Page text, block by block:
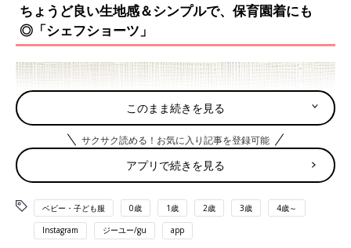
に大活躍する新作アイテムをご紹介します。
ちょうど良い生地感＆シンプルで、保育園着にも
◎「シェフショーツ」
このまま続きを見る
サクサク読める！お気に入り記事を登録可能
アプリで続きを見る
ベビー・子ども服 0歳 1歳 2歳 3歳 4歳～
Instagram ジーユー/gu app